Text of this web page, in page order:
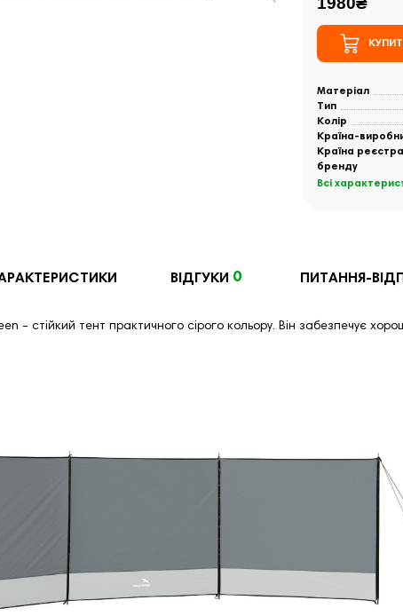
Матеріал
Тип
Колір
Країна-
Країна
бренду
Всі
ВІДГУКИ 0 ПИТАННЯ-
- стійкий тент практичного сірого кольору. Він забезпечує